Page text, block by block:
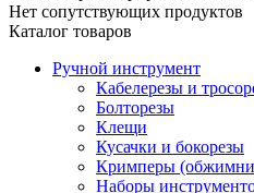
Нет сопутствующих продуктов
Каталог товаров
Ручной инструмент
Кабелерезы и
Болторезы
Клещи
Кусачки и бокорезы
Кримперы
Наборы